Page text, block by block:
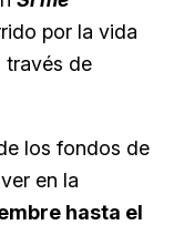
por la vida
través de
los fondos de
en la
hasta el